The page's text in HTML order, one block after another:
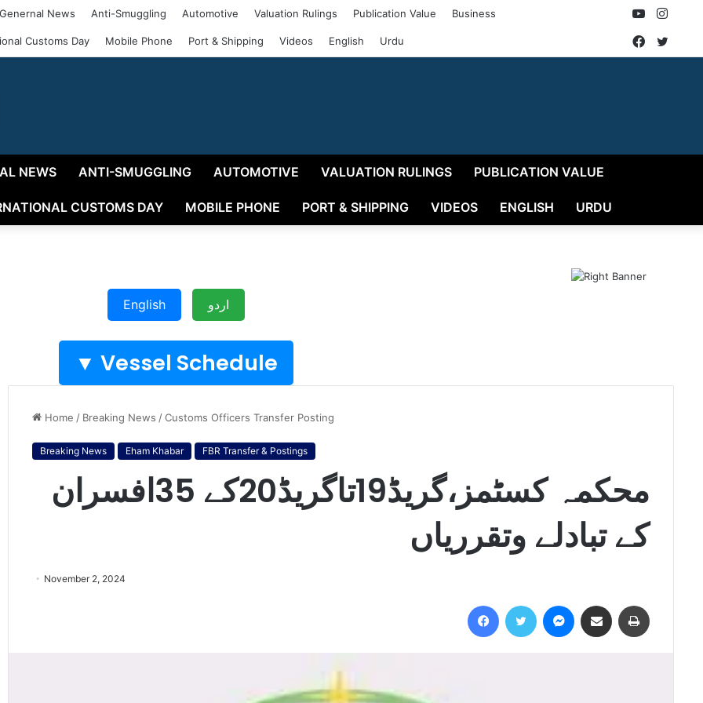
Genernal News Anti-Smuggling Automotive Valuation Rulings Publication Value Business
Customs Day Mobile Phone Port & Shipping Videos English Urdu
YouTube
Facebook
NEWS ANTI-SMUGGLING AUTOMOTIVE VALUATION RULINGS PUBLICATION VALUE
CUSTOMS DAY MOBILE PHONE PORT & SHIPPING VIDEOS ENGLISH URDU
English اردو
Vessel Schedule ▼
Home / Breaking News / Customs Officers Transfer Posting
Breaking News Eham Khabar FBR Transfer & Postings
محکمہ کسٹمز،گریڈ19تاگریڈ20کے 35افسران
کے تبادلے وتقرریاں
November 2, 2024